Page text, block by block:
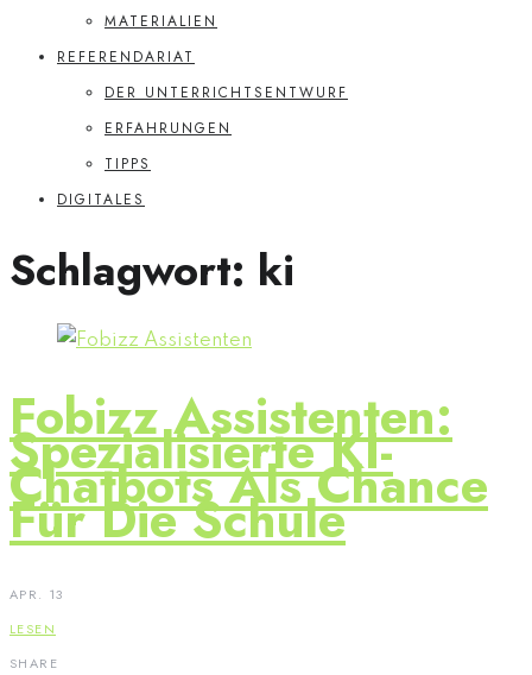
MATERIALIEN
REFERENDARIAT
DER UNTERRICHTSENTWURF
ERFAHRUNGEN
TIPPS
DIGITALES
Schlagwort: ki
Fobizz Assistenten:
Spezialisierte KI-
Chatbots Als Chance
Für Die Schule
APR. 13
LESEN
SHARE